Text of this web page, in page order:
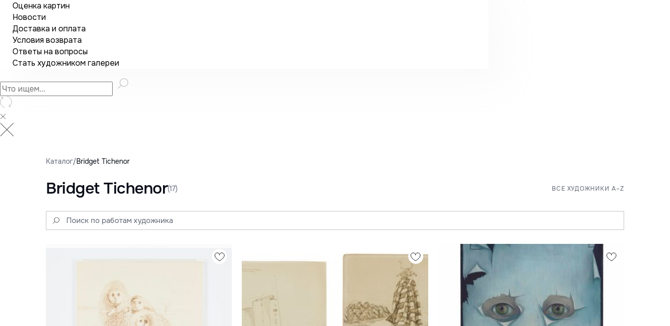
Оценка картин
Новости
Доставка и оплата
Условия возврата
Ответы на вопросы
Стать художником галереи
Каталог/Bridget Tichenor
Bridget Tichenor(17) ВСЕ ХУДОЖНИКИ A–Z